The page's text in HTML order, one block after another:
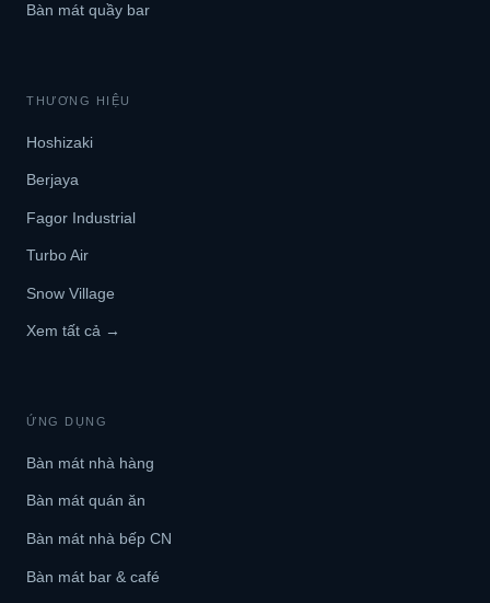
Bàn mát quầy bar
THƯƠNG HIỆU
Hoshizaki
Berjaya
Fagor Industrial
Turbo Air
Snow Village
Xem tất cả →
ỨNG DỤNG
Bàn mát nhà hàng
Bàn mát quán ăn
Bàn mát nhà bếp CN
Bàn mát bar & café